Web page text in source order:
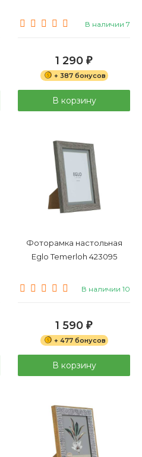
В наличии 7
1 290 ₽
+ 387 бонусов
В корзину
Фоторамка настольная
Eglo Temerloh 423095
В наличии 10
1 590 ₽
+ 477 бонусов
В корзину